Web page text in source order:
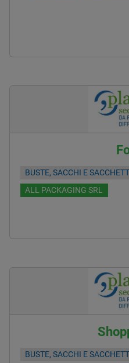
BUSTE, SACCHI E
ALL PACKAGING SRL
BUSTE, SACCHI E